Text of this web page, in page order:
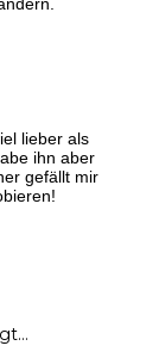
lieber als
ihn aber
gefällt mir